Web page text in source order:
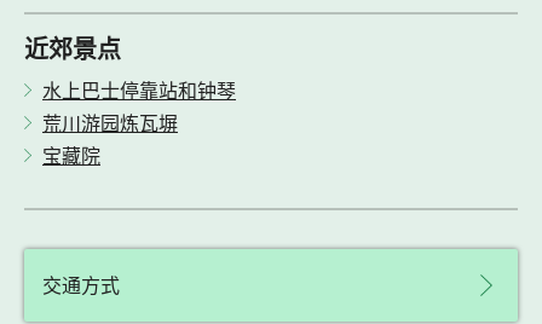
近郊景点
水上巴士停靠站和钟琴
荒川游园炼瓦塀
宝藏院
交通方式